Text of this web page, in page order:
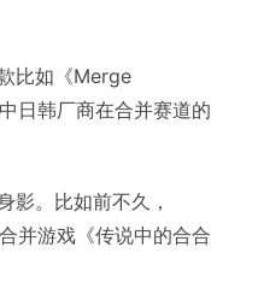
比如《Merge
日韩厂商在合并赛道的
影。比如前不久，
并游戏《传说中的合合